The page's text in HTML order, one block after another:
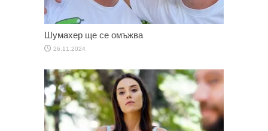
Шумахер ще се омъжва
26.11.2024